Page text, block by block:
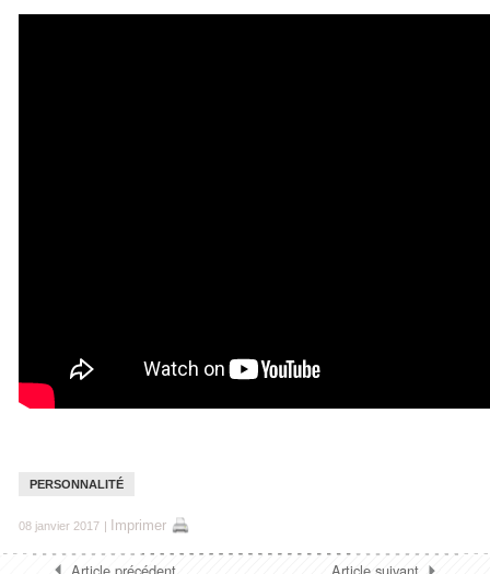
PERSONNALITÉ
08 janvier 2017 | Imprimer